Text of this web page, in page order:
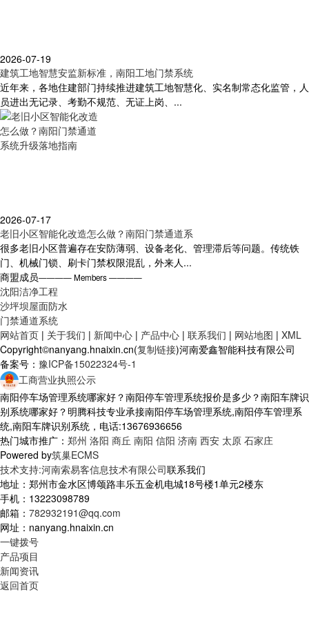
2026-07-19
建筑工地智慧安监新标准，南阳工地门禁系统
近年来，各地住建部门持续推进建筑工地智慧化、实名制常态化监管，人
员进出无记录、考勤不规范、无证上岗、...
2026-07-17
老旧小区智能化改造怎么做？南阳门禁通道系
很多老旧小区普遍存在安防薄弱、设备老化、管理滞后等问题。传统铁
门、机械门锁、刷卡门禁权限混乱，外来人...
商盟成员———— Members ————
沈阳洁净工程
沙坪坝屋面防水
门禁通道系统
网站首页 | 关于我们 | 新闻中心 | 产品中心 | 联系我们 | 网站地图 | XML
Copyright©nanyang.hnaixin.cn(复制链接)河南爱鑫智能科技有限公司
备案号： 豫ICP备15022324号-1
工商营业执照公示
南阳停车场管理系统哪家好？南阳停车管理系统报价是多少？南阳车牌识
别系统哪家好？明腾科技专业承接南阳停车场管理系统,南阳停车管理系
统,南阳车牌识别系统，电话:13676936656
热门城市推广： 郑州 洛阳 商丘 南阳 信阳 济南 西安 太原 石家庄
Powered by筑巢ECMS
技术支持:河南索易客信息技术有限公司联系我们
地址：郑州市金水区博颂路丰乐五金机电城18号楼1单元2楼东
手机：13223098789
邮箱： 782932191@qq.com
网址：nanyang.hnaixin.cn
一键拨号
产品项目
新闻资讯
返回首页